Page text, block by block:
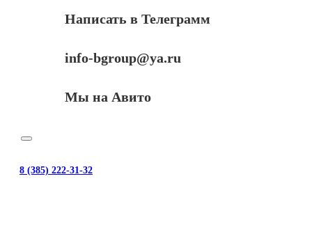
Написать в Телеграмм
info-bgroup@ya.ru
Мы на Авито
8 (385) 222-31-32